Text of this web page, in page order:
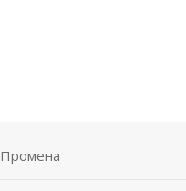
Промена